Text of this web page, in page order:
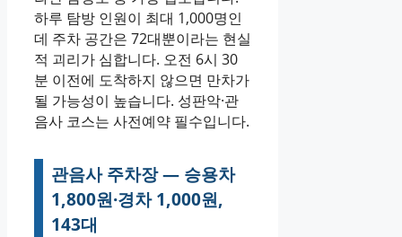
하루 탐방 인원이 최대 1,000명인
데 주차 공간은 72대뿐이라는 현실
적 괴리가 심합니다. 오전 6시 30
분 이전에 도착하지 않으면 만차가
될 가능성이 높습니다. 성판악·관
음사 코스는 사전예약 필수입니다.
관음사 주차장 — 승용차
1,800원·경차 1,000원,
143대